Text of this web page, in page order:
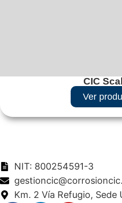
CIC
Ver
NIT: 800254591-3
Km. 2 Vía Refugio,